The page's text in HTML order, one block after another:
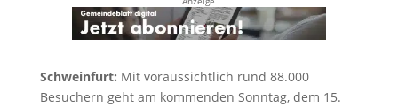
Schweinfurt: Mit voraussichtlich rund 88.000
Besuchern geht am kommenden Sonntag, dem 15.